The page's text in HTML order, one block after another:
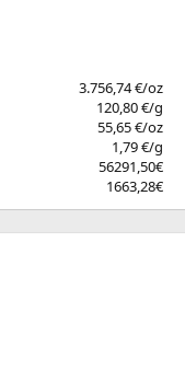
3.756,74 €/oz
120,80 €/g
55,65 €/oz
1,79 €/g
56291,50€
1663,28€